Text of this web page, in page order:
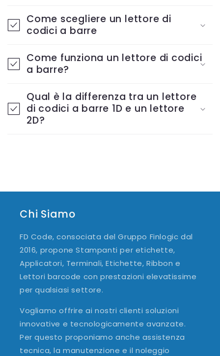
Come scegliere un lettore di
codici a barre
Come funziona un lettore di codici
a barre?
Qual è la differenza tra un lettore
di codici a barre 1D e un lettore
2D?
Chi Siamo
FD Code, consociata del Gruppo Finlogic dal
2016, propone Stampanti per etichette,
Applicatori, Terminali, Etichette, Ribbon e
Lettori barcode con prestazioni elevatissime
per qualsiasi settore.
Vogliamo offrire ai nostri clienti soluzioni
innovative e tecnologicamente avanzate.
Per questo proponiamo anche assistenza
tecnica, la manutenzione e il noleggio